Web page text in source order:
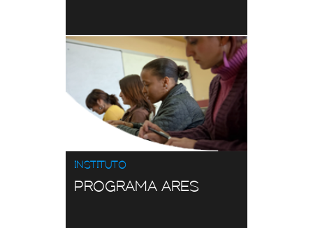
INSTITUTO
PROGRAMA ARES
Ver aquí
DOCENTES